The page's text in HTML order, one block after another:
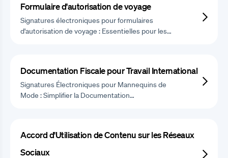
Formulaire d'autorisation de voyage
Signatures électroniques pour formulaires
d'autorisation de voyage : Essentielles pour les…
Documentation Fiscale pour Travail International
Signatures Électroniques pour Mannequins de
Mode : Simplifier la Documentation…
Accord d'Utilisation de Contenu sur les Réseaux
Sociaux